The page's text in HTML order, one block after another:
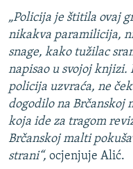
„Policija je štitila ovaj
nikakva paramilicija,
snage, kako tužilac
napisao u svojoj knjizi.
policija uzvraća, ne
dogodilo na Brčanskoj
koja ide za tragom
Brčanskoj malti
strani“, ocjenjuje Alić.